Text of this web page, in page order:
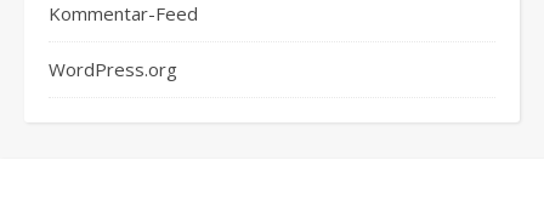
Kommentar-Feed
WordPress.org